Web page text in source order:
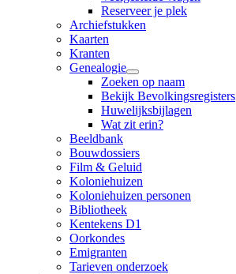
Reserveer je plek
Archiefstukken
Kaarten
Kranten
Genealogie
Zoeken op naam
Bekijk Bevolkingsregisters
Huwelijksbijlagen
Wat zit erin?
Beeldbank
Bouwdossiers
Film & Geluid
Koloniehuizen
Koloniehuizen personen
Bibliotheek
Kentekens D1
Oorkondes
Emigranten
Tarieven onderzoek